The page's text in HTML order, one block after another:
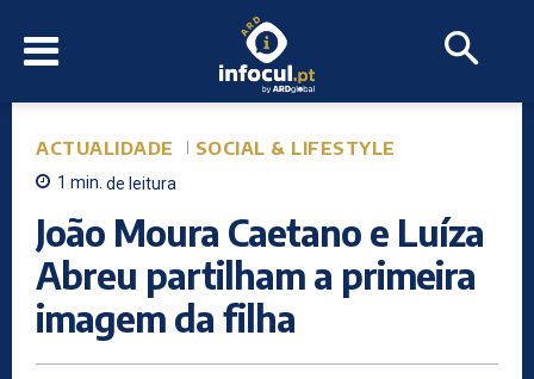
ACTUALIDADE SOCIAL & LIFESTYLE
1 min. de leitura
João Moura Caetano e Luíza
Abreu partilham a primeira
imagem da filha